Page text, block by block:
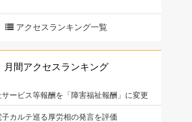
アクセスランキング一覧
月間アクセスランキング
サービス等報酬を「障害福祉報酬」に変更
子カルテ巡る厚労相の発言を評価